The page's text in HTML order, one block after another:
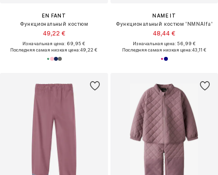
EN FANT
Функциональный костюм
49,22 €
Изначальная цена: 69,95 €
Последняя самая низкая цена:49,22 €
NAME IT
Функциональный костюм 'NMNAlfa'
48,44 €
Изначальная цена: 56,99 €
Последняя самая низкая цена:43,11 €